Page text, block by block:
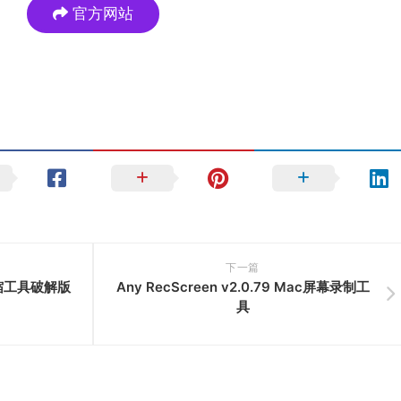
官方网站
下一篇
Any RecScreen v2.0.79 Mac屏幕录制工
具
具破解版